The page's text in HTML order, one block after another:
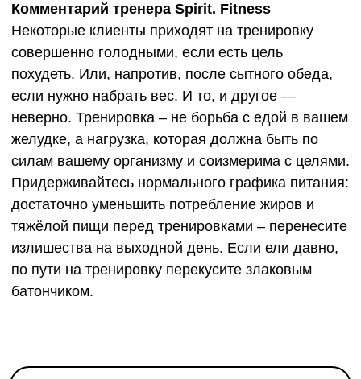
Комментарий тренера Spirit. Fitness
Некоторые клиенты приходят на тренировку
совершенно голодными, если есть цель
похудеть. Или, напротив, после сытного обеда,
если нужно набрать вес. И то, и другое —
неверно. Тренировка – не борьба с едой в вашем
желудке, а нагрузка, которая должна быть по
силам вашему организму и соизмерима с целями.
Придерживайтесь нормального графика питания:
достаточно уменьшить потребление жиров и
тяжёлой пищи перед тренировками – перенесите
излишества на выходной день. Если ели давно,
по пути на тренировку перекусите злаковым
батончиком.